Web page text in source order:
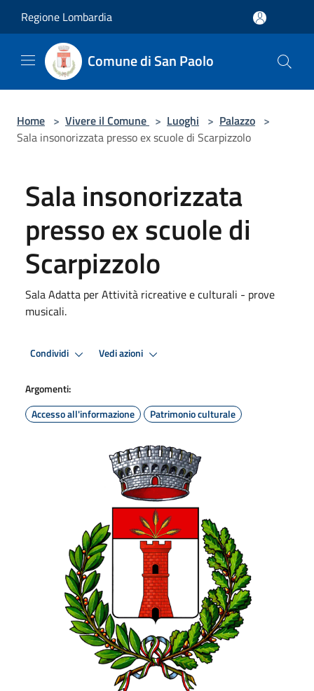
Regione Lombardia
Comune di San Paolo
Home > Vivere il Comune > Luoghi > Palazzo >
Sala insonorizzata presso ex scuole di Scarpizzolo
Sala insonorizzata
presso ex scuole di
Scarpizzolo
Sala Adatta per Attività ricreative e culturali - prove
musicali.
Condividi Vedi azioni
Argomenti:
Accesso all'informazione
Patrimonio culturale